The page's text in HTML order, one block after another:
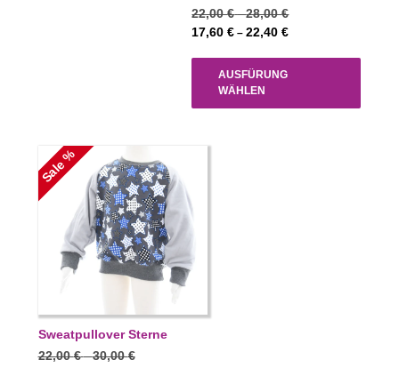
22,00€ –28,00€Preisspanne:
22,00 €
28,00 €
17,60€ –22,40€Preisspanne:
AUSFÜRUNG
WÄHLEN
Sale %
Sweatpullover Sterne
22,00€ –30,00€Preisspanne: